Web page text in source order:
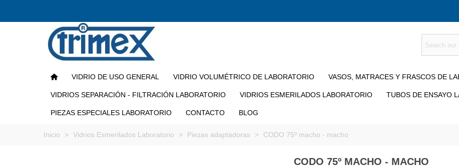
VIDRIO DE USO GENERAL VIDRIO VOLUMÉTRICO DE LABORATORIO VASOS, MATRACES Y FRASCOS DE
VIDRIOS SEPARACIÓN - FILTRACIÓN LABORATORIO VIDRIOS ESMERILADOS LABORATORIO TUBOS DE ENSAYO
PIEZAS ESPECIALES LABORATORIO CONTACTO BLOG
Inicio > Vidrios Esmerilados Laboratorio > Piezas adaptadoras > CODO 75º macho - macho
CODO 75º MACHO - MACHO